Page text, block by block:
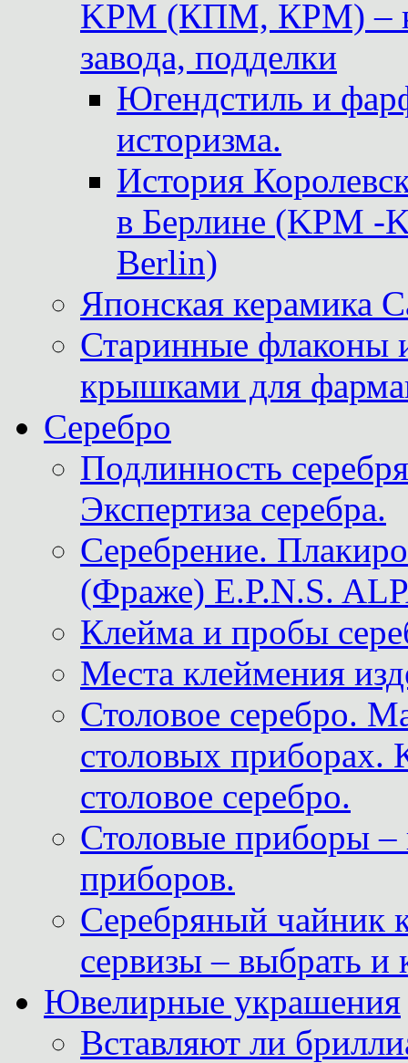
KPM (КПМ, КРМ) –
завода, подделки
Югендстиль и
историзма.
История
в Берлине (KPM -
Berlin)
Японская керамика
Старинные флаконы
крышками для
Серебро
Подлинность
Экспертиза серебра.
Серебрение.
(Фраже) E.P.N.S.
Клейма и пробы
Места клеймения
Столовое серебро.
столовых приборах.
столовое серебро.
Столовые приборы –
приборов.
Серебряный чайник
сервизы – выбрать и
Ювелирные украшения
Вставляют ли